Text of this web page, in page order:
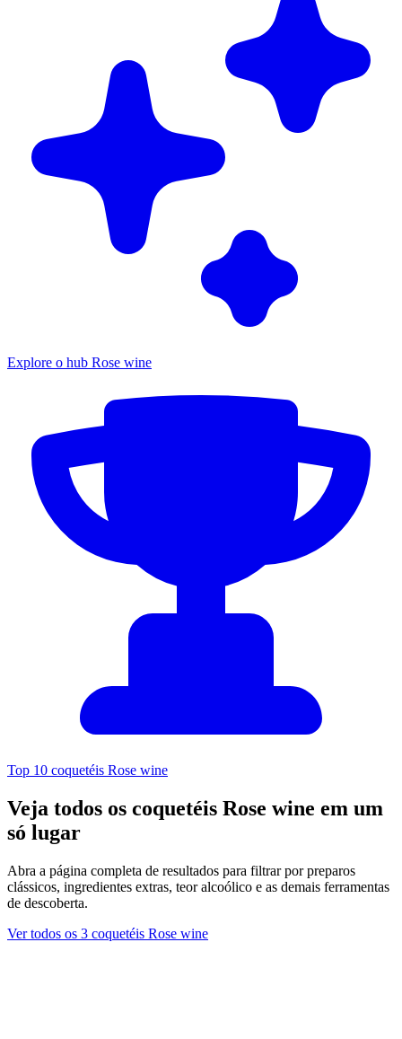
Explore o hub Rose wine
Top 10 coquetéis Rose wine
Veja todos os coquetéis Rose wine em um
só lugar
Abra a página completa de resultados para filtrar por preparos
clássicos, ingredientes extras, teor alcoólico e as demais ferramentas
de descoberta.
Ver todos os 3 coquetéis Rose wine